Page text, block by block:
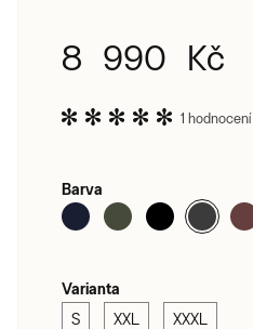
8 990 Kč
1 hodnocení
Barva
Varianta
S XXL XXXL